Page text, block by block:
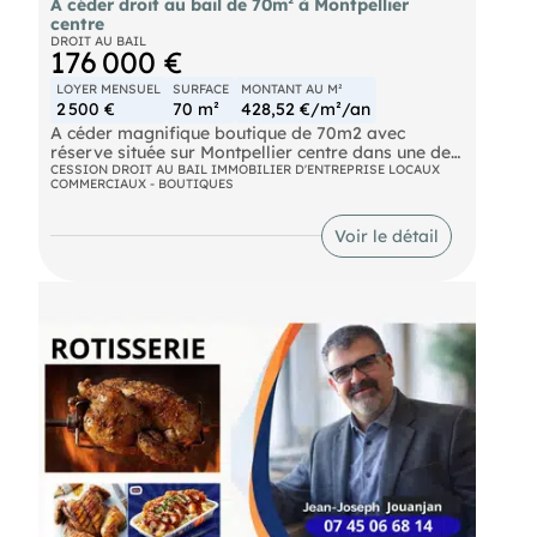
A céder droit au bail de 70m² à Montpellier
centre
DROIT AU BAIL
176 000 €
LOYER MENSUEL
2 500 €
SURFACE
70 m²
MONTANT AU M²
428,52 €/m²/an
A céder magnifique boutique de 70m2 avec
réserve située sur Montpellier centre dans une des
rues les plus prisée, passante et commerçante du
centre piéton de l'écusson. Très grand linéaire
vitrine. Idéal pour une activité alimentaire ( salon
de thé, Coffee shop...) Loyer : 30.000 euros annuel
net de TVA Prix : 198.000 euros honoraires
CESSION DROIT AU BAIL IMMOBILIER D'ENTREPRISE LOCAUX
COMMERCIAUX - BOUTIQUES
Voir le détail